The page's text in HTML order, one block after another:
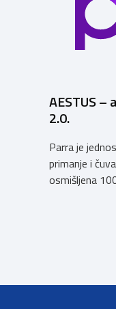
AESTUS –
2.0.
Parra je
primanje i
osmišljena